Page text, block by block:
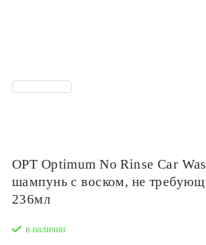
OPT Optimum No Rinse Car
шампунь с воском, не
236мл
в наличии